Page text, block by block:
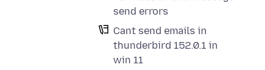
send errors
Cant send emails in
thunderbird 152.0.1 in
win 11